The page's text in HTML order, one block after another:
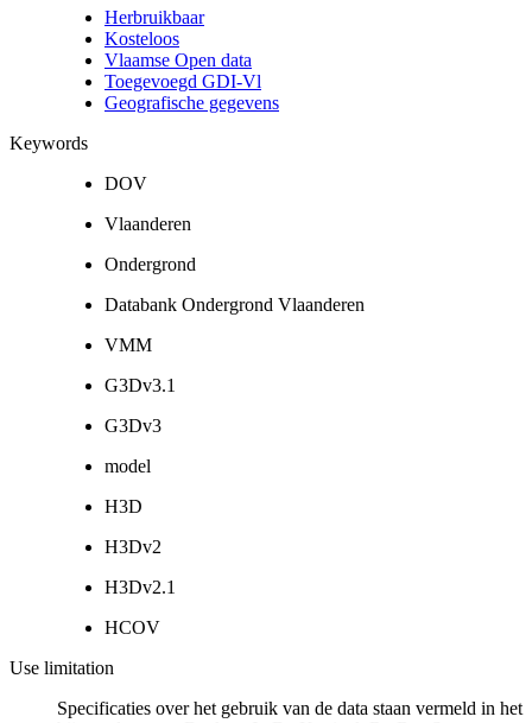
Herbruikbaar
Kosteloos
Vlaamse Open data
Toegevoegd GDI-Vl
Geografische gegevens
Keywords
DOV
Vlaanderen
Ondergrond
Databank Ondergrond Vlaanderen
VMM
G3Dv3.1
G3Dv3
model
H3D
H3Dv2
H3Dv2.1
HCOV
Use limitation
Specificaties over het gebruik van de data staan vermeld in het